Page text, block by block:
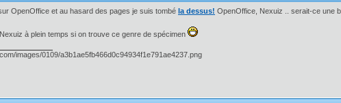
OpenOffice et au hasard des pages je suis tombé la dessus! OpenOffice, Nexuiz .. serait-ce une
à plein temps si on trouve ce genre de spécimen